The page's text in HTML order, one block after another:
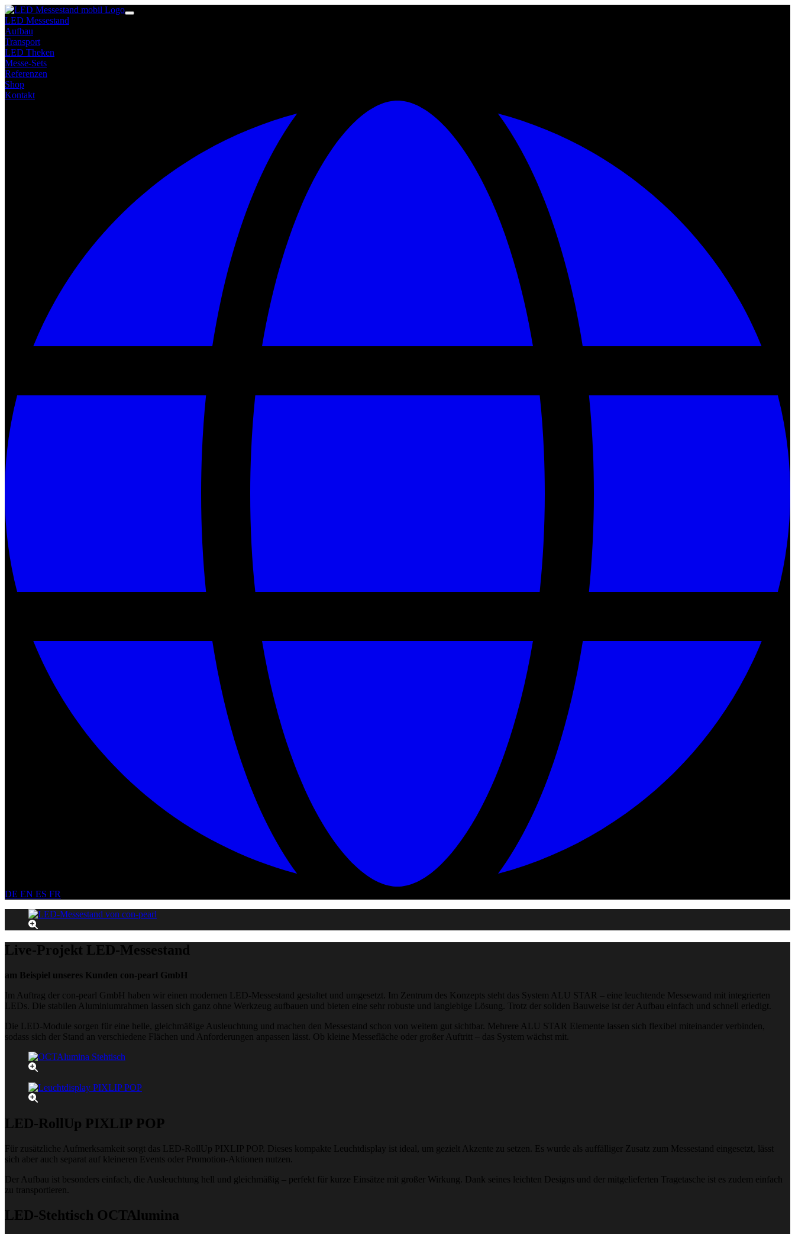
LED Messestand
Aufbau
Transport
LED Theken
Messe-Sets
Referenzen
Shop
Kontakt
DE EN ES FR
Live-Projekt LED-Messestand
am Beispiel unseres Kunden con-pearl GmbH
Im Auftrag der con-pearl GmbH haben wir einen modernen LED-Messestand gestaltet und umgesetzt. Im Zentrum des Konzepts steht das System ALU STAR – eine leuchtende Messewand mit integrierten
LEDs. Die stabilen Aluminiumrahmen lassen sich ganz ohne Werkzeug aufbauen und bieten eine sehr robuste und langlebige Lösung. Trotz der soliden Bauweise ist der Aufbau einfach und schnell erledigt.
Die LED-Module sorgen für eine helle, gleichmäßige Ausleuchtung und machen den Messestand schon von weitem gut sichtbar. Mehrere ALU STAR Elemente lassen sich flexibel miteinander verbinden,
sodass sich der Stand an verschiedene Flächen und Anforderungen anpassen lässt. Ob kleine Messefläche oder großer Auftritt – das System wächst mit.
LED-RollUp PIXLIP POP
Für zusätzliche Aufmerksamkeit sorgt das LED-RollUp PIXLIP POP. Dieses kompakte Leuchtdisplay ist ideal, um gezielt Akzente zu setzen. Es wurde als auffälliger Zusatz zum Messestand eingesetzt, lässt
sich aber auch separat auf kleineren Events oder Promotion-Aktionen nutzen.
Der Aufbau ist besonders einfach, die Ausleuchtung hell und gleichmäßig – perfekt für kurze Einsätze mit großer Wirkung. Dank seines leichten Designs und der mitgelieferten Tragetasche ist es zudem einfach
zu transportieren.
LED-Stehtisch OCTAlumina